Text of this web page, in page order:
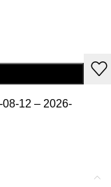
08-12 – 2026-